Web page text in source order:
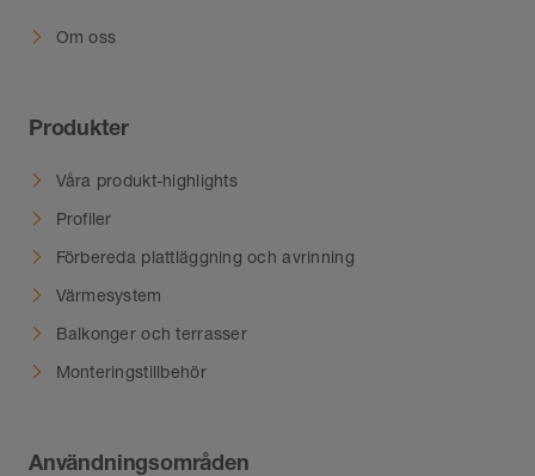
Om oss
Produkter
Våra produkt-highlights
Profiler
Förbereda plattläggning och avrinning
Värmesystem
Balkonger och terrasser
Monteringstillbehör
Användningsområden